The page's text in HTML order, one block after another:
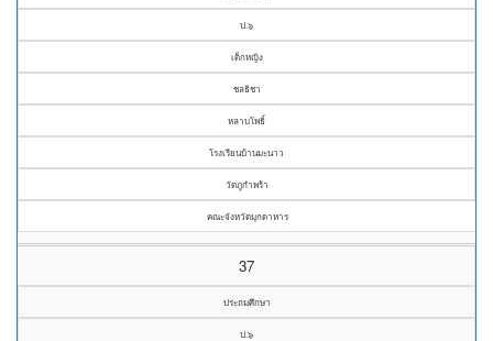
ป.๖
เด็กหญิง
ชลธิชา
หลาบโพธิ์
โรงเรียนบ้านมะนาว
วัดภูกำพร้า
คณะจังหวัดมุกดาหาร
37
ประถมศึกษา
ป.๖